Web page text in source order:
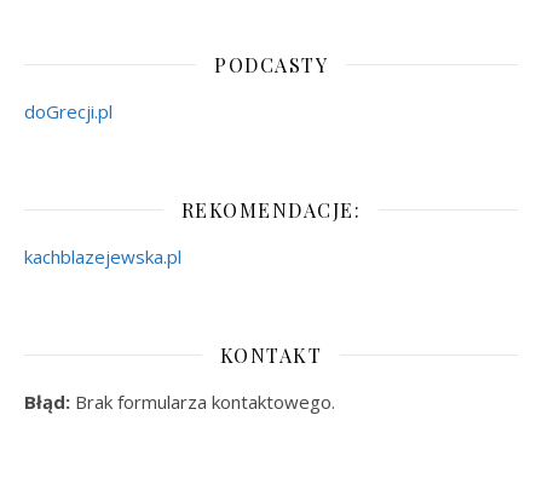
PODCASTY
doGrecji.pl
REKOMENDACJE:
kachblazejewska.pl
KONTAKT
Błąd: Brak formularza kontaktowego.